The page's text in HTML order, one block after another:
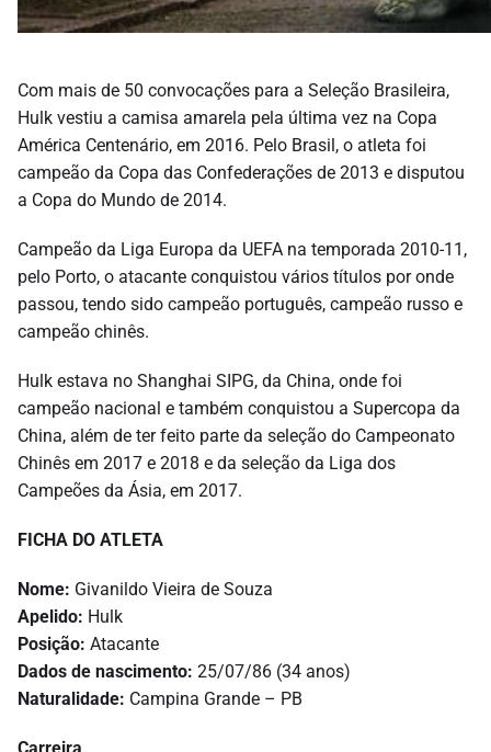
Com mais de 50 convocações para a Seleção Brasileira,
Hulk vestiu a camisa amarela pela última vez na Copa
América Centenário, em 2016. Pelo Brasil, o atleta foi
campeão da Copa das Confederações de 2013 e disputou
a Copa do Mundo de 2014.
Campeão da Liga Europa da UEFA na temporada 2010-11,
pelo Porto, o atacante conquistou vários títulos por onde
passou, tendo sido campeão português, campeão russo e
campeão chinês.
Hulk estava no Shanghai SIPG, da China, onde foi
campeão nacional e também conquistou a Supercopa da
China, além de ter feito parte da seleção do Campeonato
Chinês em 2017 e 2018 e da seleção da Liga dos
Campeões da Ásia, em 2017.
FICHA DO ATLETA
Nome: Givanildo Vieira de Souza
Apelido: Hulk
Posição: Atacante
Dados de nascimento: 25/07/86 (34 anos)
Naturalidade: Campina Grande – PB